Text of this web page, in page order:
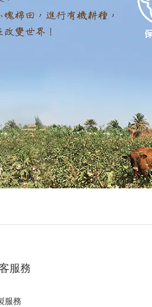
服務
服務